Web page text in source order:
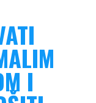
I